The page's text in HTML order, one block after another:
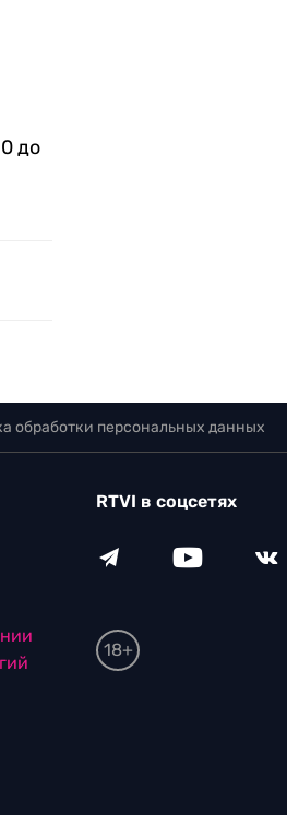
до
обработки персональных данных
RTVI в соцсетях
18+